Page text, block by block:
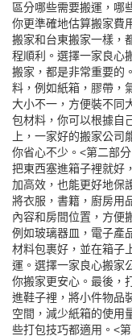
區分哪些需要搬運，哪
你更準確地估算搬家費
搬家和台東搬家一樣，
程順利。選擇一家良心
搬家，都是非常重要的
料，例如紙箱，膠帶，
大小不一，方便裝不同
包材料，你可以根據自
上，一家好的搬家公
你省心不少。<第二部
把東西塞進箱子裡就好
加高效，也能更好地保
將衣服，書籍，廚房用
內容和房間位置，方便
例如玻璃器皿，電子產
材料包裹好，並在箱子
運。選擇一家良心搬家
你搬家更安心。最後，
進鞋子裡，將小件物品
空間，減少紙箱的使用
些打包技巧都適用。<